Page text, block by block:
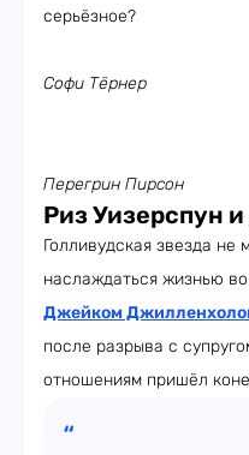
серьёзное?
Софи Тёрнер
Перегрин Пирсон
Риз Уизерспун
Голливудская звезда не
наслаждаться жизнью
Джейком
после разрыва с
отношениям пришёл